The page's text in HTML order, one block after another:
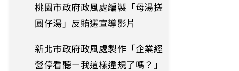
桃園市政府政風處編製「母湯搓
圓仔湯」反賄選宣導影片
新北市政府政風處製作「企業經
營停看聽－我這樣違規了嗎？」